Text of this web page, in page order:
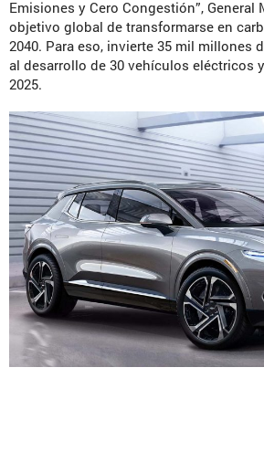
Emisiones y Cero Congestión”, General
objetivo global de transformarse en
2040. Para eso, invierte 35 mil millones
al desarrollo de 30 vehículos eléctricos
2025.